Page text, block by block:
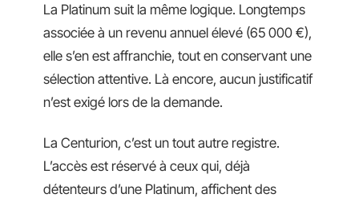
La Platinum suit la même logique. Longtemps
associée à un revenu annuel élevé (65 000 €),
elle s’en est affranchie, tout en conservant une
sélection attentive. Là encore, aucun justificatif
n’est exigé lors de la demande.
La Centurion, c’est un tout autre registre.
L’accès est réservé à ceux qui, déjà
détenteurs d’une Platinum, affichent des